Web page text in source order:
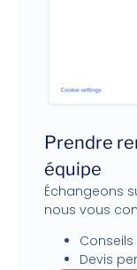
Prendre
équipe
Échangeons
nous vous
Devis